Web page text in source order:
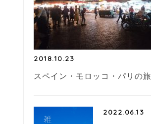
2018.10.23
スペイン・モロッコ・パリの旅
2022.06.13